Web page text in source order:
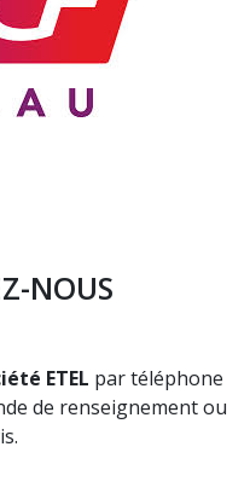
NOUS
ETEL par téléphone
de renseignement ou